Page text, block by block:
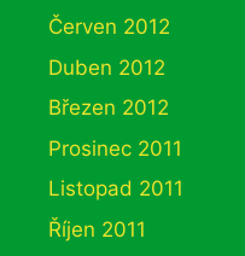
Červen 2012
Duben 2012
Březen 2012
Prosinec 2011
Listopad 2011
Říjen 2011